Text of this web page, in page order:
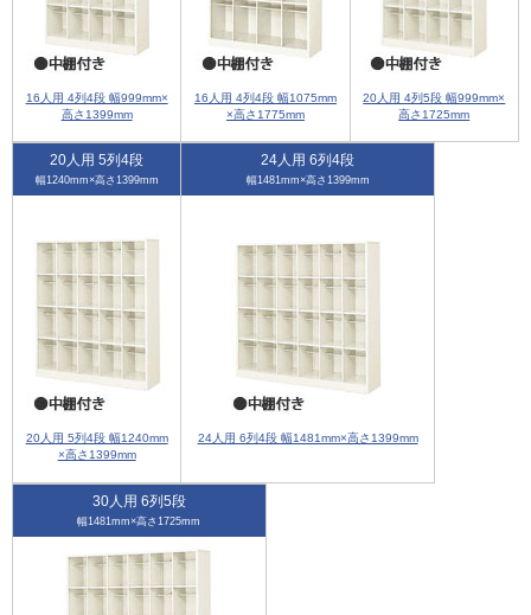
16人用 4列4段 幅999mm×
高さ1399mm
16人用 4列4段 幅1075mm
×高さ1775mm
20人用 4列5段 幅999mm×
高さ1725mm
20人用 5列4段
幅1240mm×高さ1399mm
20人用 5列4段 幅1240mm
×高さ1399mm
24人用 6列4段
幅1481mm×高さ1399mm
24人用 6列4段 幅1481mm×高さ1399mm
30人用 6列5段
幅1481mm×高さ1725mm